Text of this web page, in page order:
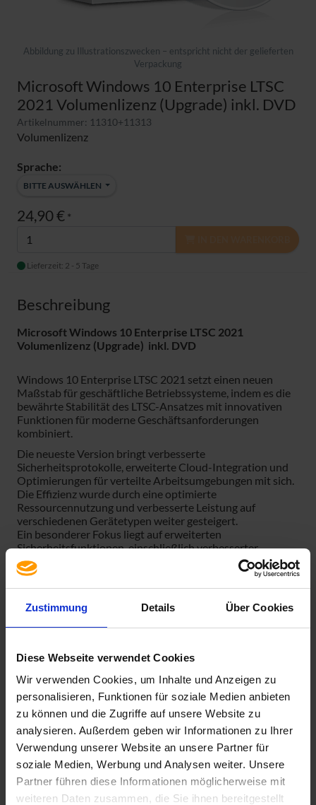
Zustimmung Details Über Cookies
Diese Webseite verwendet Cookies
Wir verwenden Cookies, um Inhalte und Anzeigen zu
personalisieren, Funktionen für soziale Medien anbieten
zu können und die Zugriffe auf unsere Website zu
analysieren. Außerdem geben wir Informationen zu Ihrer
Verwendung unserer Website an unsere Partner für
soziale Medien, Werbung und Analysen weiter. Unsere
Partner führen diese Informationen möglicherweise mit
weiteren Daten zusammen, die Sie ihnen bereitgestellt
Abbildung zu Illustrationszwecken – entspricht nicht der gelieferten
Verpackung
Microsoft Windows 10 Enterprise LTSC
2021 Volumenlizenz (Upgrade) inkl. DVD
Artikelnummer: 11310+11313
Volumenlizenz
Sprache:
BITTE AUSWÄHLEN
24,90 € *
Lieferzeit: 2 - 5 Tage
Beschreibung
Microsoft Windows 10 Enterprise LTSC 2021
Volumenlizenz (Upgrade) inkl. DVD
Windows 10 Enterprise LTSC 2021 setzt einen neuen
Maßstab für geschäftliche Betriebssysteme, indem es die
bewährte Stabilität des LTSC-Ansatzes mit innovativen
Funktionen für moderne Geschäftsanforderungen
kombiniert.
Die neueste Version bringt verbesserte
Sicherheitsprotokolle, erweiterte Cloud-Integration und
Optimierungen für verteilte Arbeitsumgebungen mit sich.
Die Effizienz wurde durch eine optimierte
Ressourcennutzung und verbesserte Leistung auf
verschiedenen Gerätetypen weiter gesteigert.
Ein besonderer Fokus liegt auf erweiterten
Sicherheitsfunktionen, einschließlich verbesserter
Bedrohungserkennung, integriertem Schutz vor Malware
und Datenschutzkontrollen.
Windows 10 Enterprise LTSC 2021 stellt somit eine
fortschrittliche, zuverlässige und sichere Plattform dar, die
Unternehmen für nachhaltigen geschäftlichen Erfolg
rüstet.
Pro.
Spezifikation